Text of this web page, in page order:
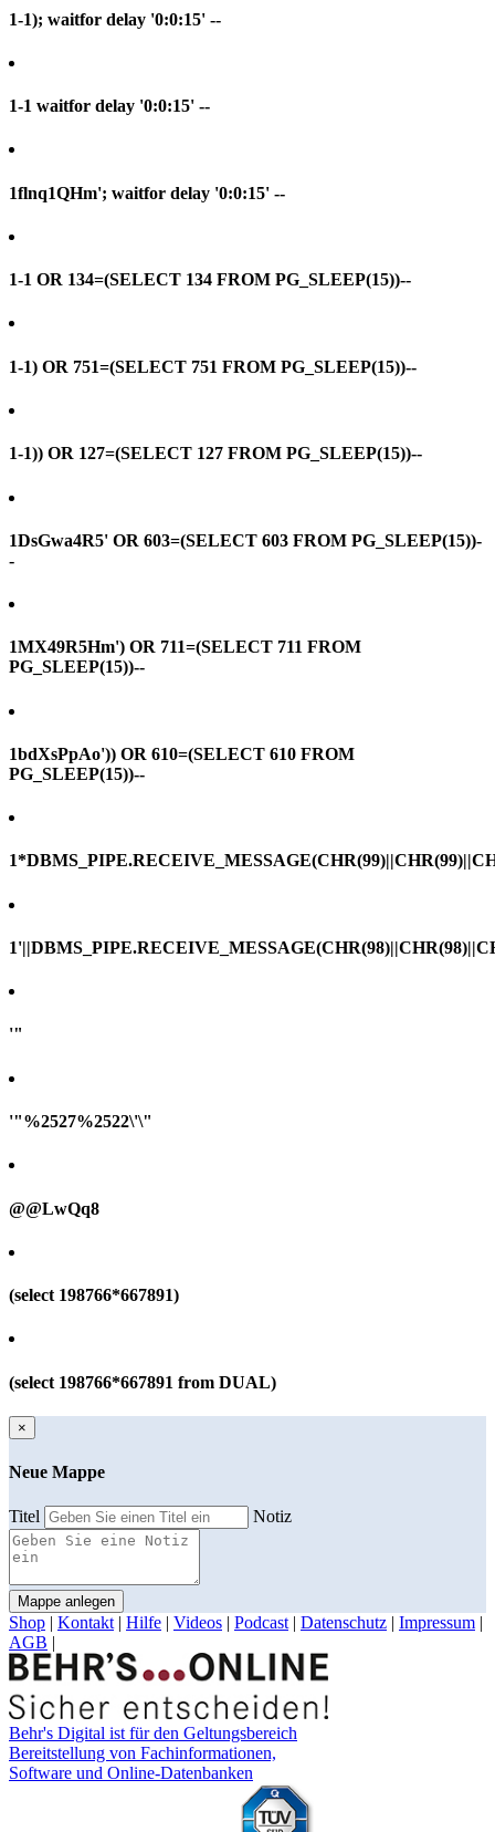
1-1); waitfor delay '0:0:15' --
1-1 waitfor delay '0:0:15' --
1flnq1QHm'; waitfor delay '0:0:15' --
1-1 OR 134=(SELECT 134 FROM PG_SLEEP(15))--
1-1) OR 751=(SELECT 751 FROM PG_SLEEP(15))--
1-1)) OR 127=(SELECT 127 FROM PG_SLEEP(15))--
1DsGwa4R5' OR 603=(SELECT 603 FROM PG_SLEEP(15))-
-
1MX49R5Hm') OR 711=(SELECT 711 FROM
PG_SLEEP(15))--
1bdXsPpAo')) OR 610=(SELECT 610 FROM
PG_SLEEP(15))--
'"
'"%2527%2522\'\"
@@LwQq8
(select 198766*667891)
(select 198766*667891 from DUAL)
×
Neue Mappe
Titel Notiz
Mappe anlegen
Shop | Kontakt | Hilfe | Videos | Podcast | Datenschutz | Impressum |
AGB |
Behr's Digital ist für den Geltungsbereich
Bereitstellung von Fachinformationen,
Software und Online-Datenbanken